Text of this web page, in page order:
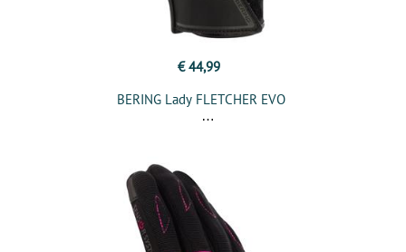
€ 44,99
BERING Lady FLETCHER EVO